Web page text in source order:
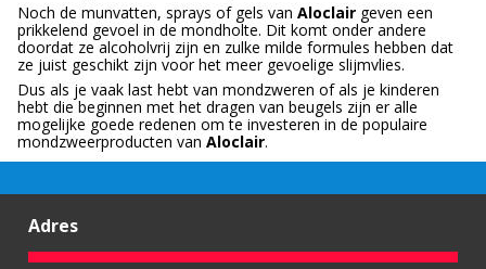
Noch de munvatten, sprays of gels van Aloclair geven een
prikkelend gevoel in de mondholte. Dit komt onder andere
doordat ze alcoholvrij zijn en zulke milde formules hebben dat
ze juist geschikt zijn voor het meer gevoelige slijmvlies.
Dus als je vaak last hebt van mondzweren of als je kinderen
hebt die beginnen met het dragen van beugels zijn er alle
mogelijke goede redenen om te investeren in de populaire
mondzweerproducten van Aloclair.
Adres